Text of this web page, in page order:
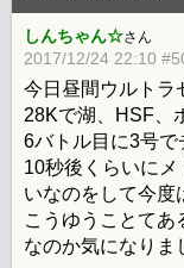
しんちゃん☆さん
2017/12/24 22:10
今日昼間ウルトラ
28Kで湖、HSF、
6バトル目に3号で
10秒後くらいに
いなのをして今度
こうゆうことてあ
なのか気になりま